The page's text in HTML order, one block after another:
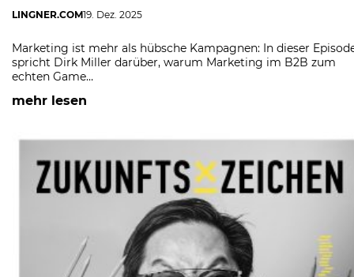
LINGNER.COM19. Dez. 2025
Marketing ist mehr als hübsche Kampagnen: In dieser
spricht Dirk Miller darüber, warum Marketing im B2B zum
echten Game…
mehr lesen